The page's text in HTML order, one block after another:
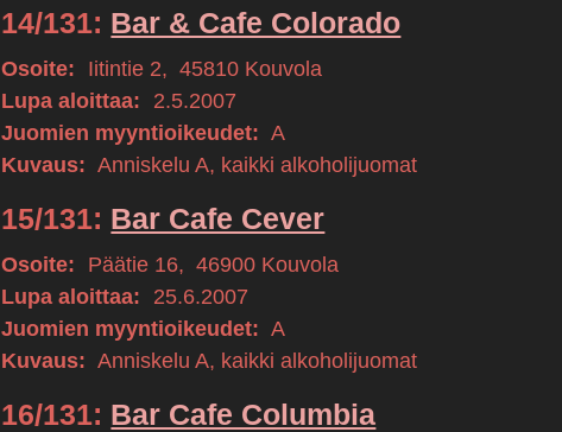
14/131: Bar & Cafe Colorado
Osoite: Iitintie 2, 45810 Kouvola
Lupa aloittaa:
2.5.2007
Juomien myyntioikeudet: A
Kuvaus: Anniskelu A, kaikki alkoholijuomat
15/131: Bar Cafe Cever
Osoite: Päätie 16, 46900 Kouvola
Lupa aloittaa:
25.6.2007
Juomien myyntioikeudet: A
Kuvaus: Anniskelu A, kaikki alkoholijuomat
16/131: Bar Cafe Columbia